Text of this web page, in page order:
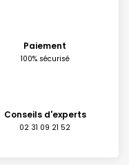
Paiement
100% sécurisé
Conseils d'experts
02 31 09 21 52